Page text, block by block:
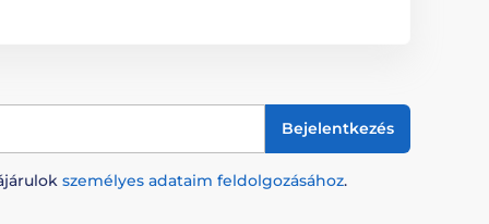
Bejelentkezés
személyes adataim feldolgozásához.